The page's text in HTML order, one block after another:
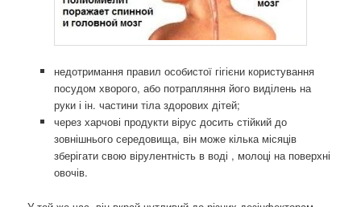
недотримання правил особистої гігієни користування
посудом хворого, або потрапляння його виділень на
руки і ін. частини тіла здорових дітей;
через харчові продукти вірус досить стійкий до
зовнішнього середовища, він може кілька місяців
зберігати свою вірулентність в воді , молоці на поверхні
овочів.